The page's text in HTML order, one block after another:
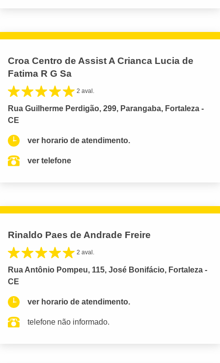
Croa Centro de Assist A Crianca Lucia de
Fatima R G Sa
2 aval.
Rua Guilherme Perdigão, 299, Parangaba, Fortaleza -
CE
ver horario de atendimento.
ver telefone
Rinaldo Paes de Andrade Freire
2 aval.
Rua Antônio Pompeu, 115, José Bonifácio, Fortaleza -
CE
ver horario de atendimento.
telefone não informado.